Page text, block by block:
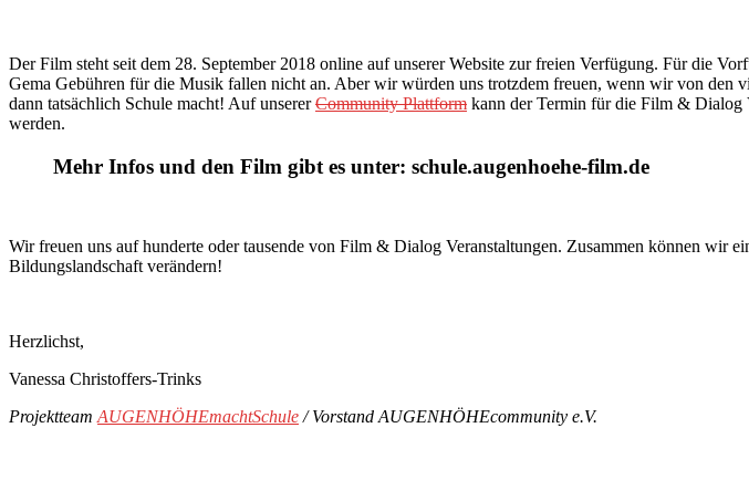
Der Film steht seit dem 28. September 2018 online auf unserer Website zur freien Verfügung. Für die
Gema Gebühren für die Musik fallen nicht an. Aber wir würden uns trotzdem freuen, wenn wir von
dann tatsächlich Schule macht! Auf unsererCommunity Plattform kann der Termin für die Film & Dialog
werden.
Mehr Infos und den Film gibt es unter: schule.augenhoehe-film.de
Wir freuen uns auf hunderte oder tausende von Film & Dialog Veranstaltungen. Zusammen können wir
Bildungslandschaft verändern!
Herzlichst,
Vanessa Christoffers-Trinks
ProjektteamAUGENHÖHEmachtSchule/ Vorstand AUGENHÖHEcommunity e.V.